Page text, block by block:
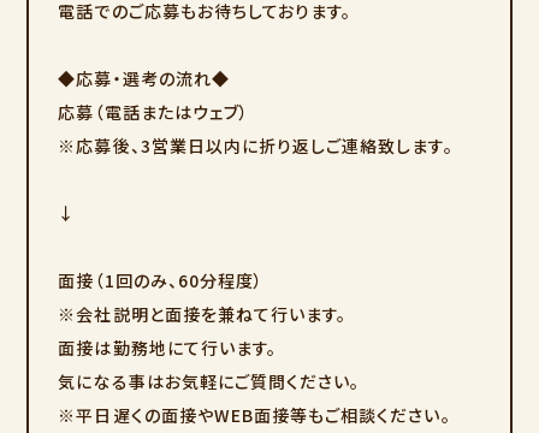
電話でのご応募もお待ちしております。
◆応募・選考の流れ◆
応募（電話またはウェブ）
※応募後、3営業日以内に折り返しご連絡致します。
↓
面接（1回のみ、60分程度）
※会社説明と面接を兼ねて行います。
面接は勤務地にて行います。
気になる事はお気軽にご質問ください。
※平日遅くの面接やWEB面接等もご相談ください。